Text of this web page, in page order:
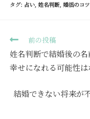
タグ: 占い, 姓名判断, 婚活のコツ
前の投稿
姓名判断で結婚後の
幸せになれる可能性は
結婚できない将来が